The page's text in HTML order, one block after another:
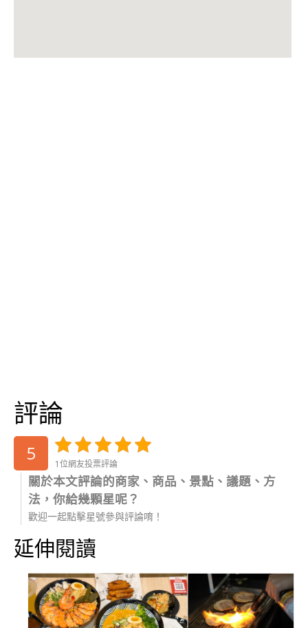
評論
5 1位網友投票評論
關於本文評論的商家、商品、景點、議題、方
法，你給幾顆星呢？
歡迎一起點擊星號參與評論唷！
延伸閱讀